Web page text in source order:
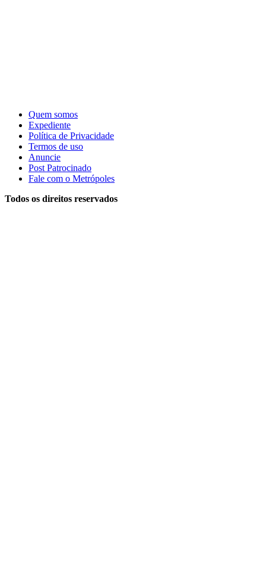
Quem somos
Expediente
Política de Privacidade
Termos de uso
Anuncie
Post Patrocinado
Fale com o Metrópoles
Todos os direitos reservados